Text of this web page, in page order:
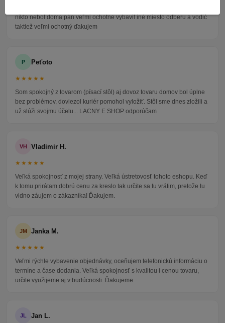
nikto nebol doma pán veľmi ochotne vybavil iné miesto odberu a vodič
taktiež veľmi ochotný ďakujem
P Peťoto
★★★★★
Som spokojný z tovarom (písací stôl) aj dovoz tovaru domov bol úplne
bez problémov, doviezol kuriér pomohol vyložiť. Stôl sme dnes zložili a
už slúži svojmu účelu... LACNY E SHOP odporúčam
VH Vladimir H.
★★★★★
Veľká spokojnosť z mojej strany. Veľká ústretovosť tohoto eshopu. Keď
k tomu prirátam dobrú cenu za kreslo tak určite sa tu vrátim, pretože tu
vidno záujem o zákazníka! Ďakujem.
JM Janka M.
★★★★★
Veľmi rýchle vybavenie objednávky, oceňujem telefonickú informáciu o
termíne a čase dodania. Veľká spokojnosť s kvalitou i cenou tovaru,
určite využijeme aj v budúcnosti. Ďakujeme.
JL Jan L.